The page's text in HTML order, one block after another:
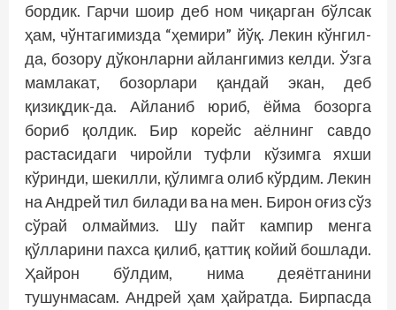
бордик. Гарчи шоир деб ном чиқарган бўлсак
ҳам, чўнтагимизда “ҳемири” йўқ. Лекин кўнгил-
да, бозору дўконларни айлангимиз келди. Ўзга
мамлакат, бозорлари қандай экан, деб
қизиқдик-да. Айланиб юриб, ёйма бозорга
бориб қолдик. Бир корейс аёлнинг савдо
растасидаги чиройли туфли кўзимга яхши
кўринди, шекилли, қўлимга олиб кўрдим. Лекин
на Андрей тил билади ва на мен. Бирон оғиз сўз
сўрай олмаймиз. Шу пайт кампир менга
қўлларини пахса қилиб, қаттиқ койий бош­лади.
Ҳайрон бўлдим, нима дея­ётганини
тушунмасам. Андрей ҳам ҳайратда. Бирпасда